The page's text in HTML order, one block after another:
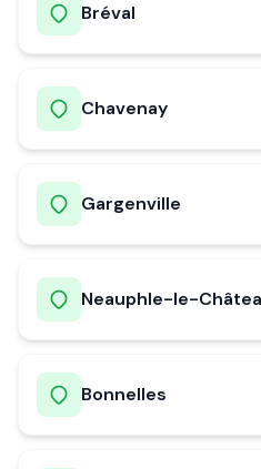
Bréval
Chavenay
Gargenville
Neauphle-le-
Bonnelles